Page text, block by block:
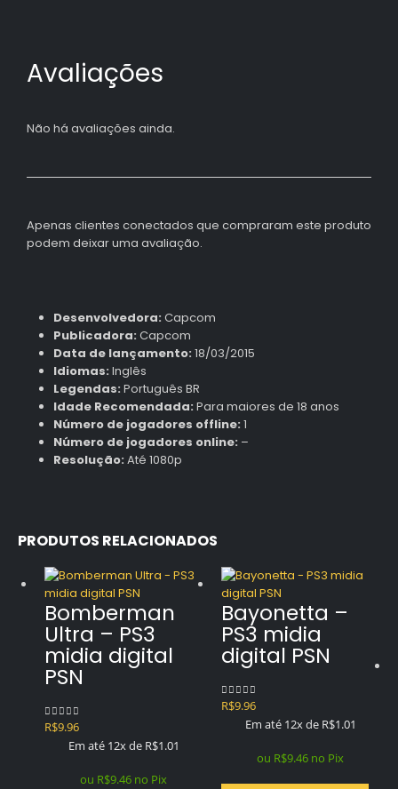
Avaliações
Não há avaliações ainda.
Apenas clientes conectados que compraram este produto
podem deixar uma avaliação.
Desenvolvedora: Capcom
Publicadora: Capcom
Data de lançamento: 18/03/2015
Idiomas: Inglês
Legendas: Português BR
Idade Recomendada: Para maiores de 18 anos
Número de jogadores offline: 1
Número de jogadores online: –
Resolução: Até 1080p
PRODUTOS RELACIONADOS
Bomberman
Ultra – PS3
midia digital
PSN
0out of 5
R$9.96
Em até 12x de R$1.01
ou R$9.46 no Pix
Bayonetta –
PS3 midia
digital PSN
0out of 5
R$9.96
Em até 12x de R$1.01
ou R$9.46 no Pix